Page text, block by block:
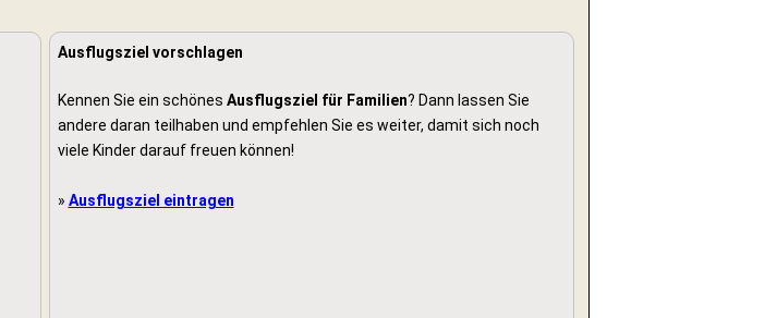
Ausflugsziel vorschlagen
Kennen Sie ein schönes Ausflugsziel für Familien? Dann lassen Sie
andere daran teilhaben und empfehlen Sie es weiter, damit sich noch
viele Kinder darauf freuen können!
» Ausflugsziel eintragen